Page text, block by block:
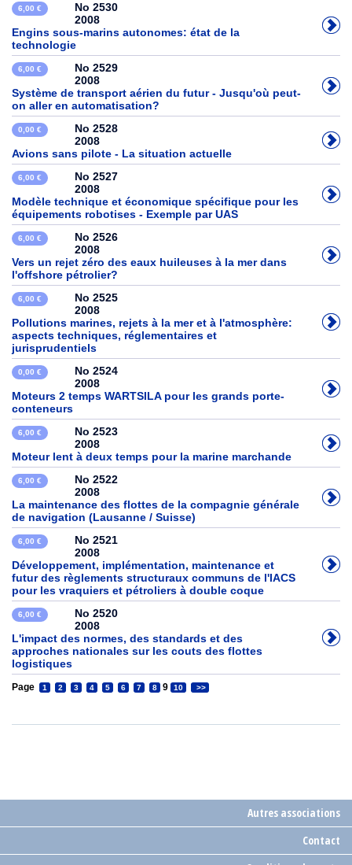
6,00 €
No 2530
2008
Engins sous-marins autonomes: état de la
technologie
6,00 €
No 2529
2008
Système de transport aérien du futur - Jusqu'où peut-
on aller en automatisation?
0,00 €
No 2528
2008
Avions sans pilote - La situation actuelle
6,00 €
No 2527
2008
Modèle technique et économique spécifique pour les
équipements robotises - Exemple par UAS
6,00 €
No 2526
2008
Vers un rejet zéro des eaux huileuses à la mer dans
l'offshore pétrolier?
6,00 €
No 2525
2008
Pollutions marines, rejets à la mer et à l'atmosphère:
aspects techniques, réglementaires et
jurisprudentiels
0,00 €
No 2524
2008
Moteurs 2 temps WARTSILA pour les grands porte-
conteneurs
6,00 €
No 2523
2008
Moteur lent à deux temps pour la marine marchande
6,00 €
No 2522
2008
La maintenance des flottes de la compagnie générale
de navigation (Lausanne / Suisse)
6,00 €
No 2521
2008
Développement, implémentation, maintenance et
futur des règlements structuraux communs de l'IACS
pour les vraquiers et pétroliers à double coque
6,00 €
No 2520
2008
L'impact des normes, des standards et des
approches nationales sur les couts des flottes
logistiques
Page 1 2 3 4 5 6 7 8 9 10 >>
Autres associations
Contact